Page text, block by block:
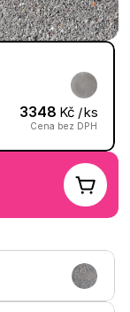
3348 Kč / ks
Cena bez DPH